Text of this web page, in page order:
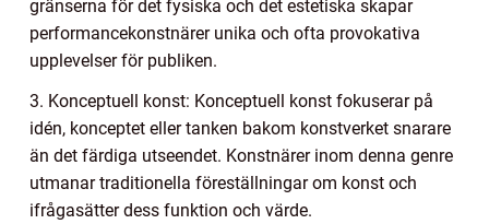
gränserna för det fysiska och det estetiska skapar
performancekonstnärer unika och ofta provokativa
upplevelser för publiken.
3. Konceptuell konst: Konceptuell konst fokuserar på
idén, konceptet eller tanken bakom konstverket snarare
än det färdiga utseendet. Konstnärer inom denna genre
utmanar traditionella föreställningar om konst och
ifrågasätter dess funktion och värde.